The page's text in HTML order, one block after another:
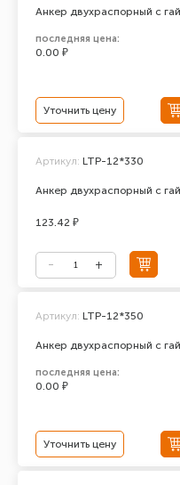
Анкер двухраспорный с
последняя цена:
0.00 ₽
Уточнить цену
Анкер двухраспорный с
Артикул: LTP-12*330
123.42 ₽
Анкер двухраспорный с
Артикул: LTP-12*350
последняя цена:
0.00 ₽
Уточнить цену